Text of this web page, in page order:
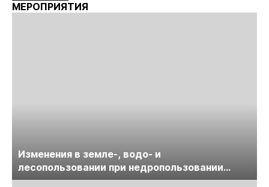
МЕРОПРИЯТИЯ
Изменения в земле-, водо- и
лесопользовании при недропользовании
обсудят на семинаре «ПравоТЭК»